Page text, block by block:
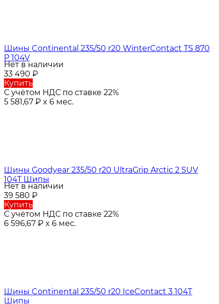
Шины Continental 235/50 r20 WinterContact TS 870
P 104V
Нет в наличии
33 490 ₽
Купить
С учётом НДС по ставке 22%
5 581,67 ₽ x 6 мес.
Шины Goodyear 235/50 r20 UltraGrip Arctic 2 SUV
104T Шипы
Нет в наличии
39 580 ₽
Купить
С учётом НДС по ставке 22%
6 596,67 ₽ x 6 мес.
Шины Continental 235/50 r20 IceContact 3 104T
Шипы